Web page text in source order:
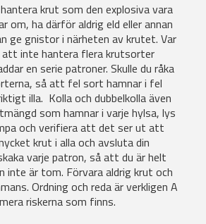
krut som den explosiva vara
om, ha därför aldrig eld eller annan
ge gnistor i närheten av krutet. Var
att inte hantera flera krutsorter
en serie patroner. Skulle du råka
så att fel sort hamnar i fel
illa. Kolla och dubbelkolla även
som hamnar i varje hylsa, lys
och verifiera att det ser ut att
krut i alla och avsluta din
varje patron, så att du är helt
inte är tom. Förvara aldrig krut och
Ordning och reda är verkligen A
riskerna som finns.